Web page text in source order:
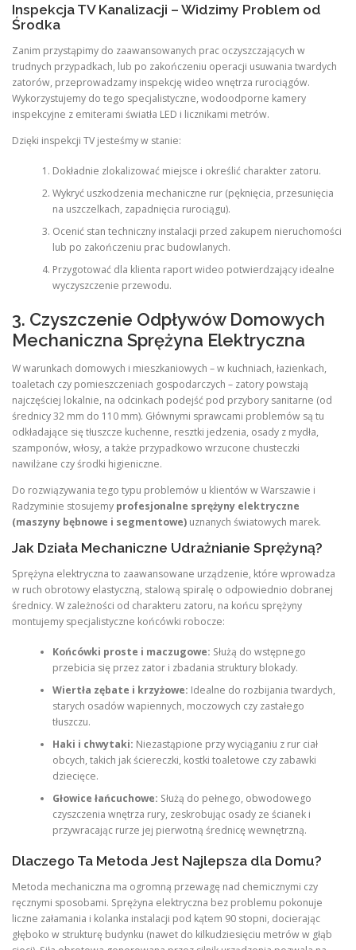
Inspekcja TV Kanalizacji – Widzimy Problem od
Środka
Zanim przystąpimy do zaawansowanych prac oczyszczających w
trudnych przypadkach, lub po zakończeniu operacji usuwania twardych
zatorów, przeprowadzamy inspekcję wideo wnętrza rurociągów.
Wykorzystujemy do tego specjalistyczne, wodoodporne kamery
inspekcyjne z emiterami światła LED i licznikami metrów.
Dzięki inspekcji TV jesteśmy w stanie:
Dokładnie zlokalizować miejsce i określić charakter zatoru.
Wykryć uszkodzenia mechaniczne rur (pęknięcia, przesunięcia
na uszczelkach, zapadnięcia rurociągu).
Ocenić stan techniczny instalacji przed zakupem nieruchomości
lub po zakończeniu prac budowlanych.
Przygotować dla klienta raport wideo potwierdzający idealne
wyczyszczenie przewodu.
3. Czyszczenie Odpływów Domowych
Mechaniczna Sprężyna Elektryczna
W warunkach domowych i mieszkaniowych – w kuchniach, łazienkach,
toaletach czy pomieszczeniach gospodarczych – zatory powstają
najczęściej lokalnie, na odcinkach podejść pod przybory sanitarne (od
średnicy 32 mm do 110 mm). Głównymi sprawcami problemów są tu
odkładające się tłuszcze kuchenne, resztki jedzenia, osady z mydła,
szamponów, włosy, a także przypadkowo wrzucone chusteczki
nawilżane czy środki higieniczne.
Do rozwiązywania tego typu problemów u klientów w Warszawie i
Radzyminie stosujemy profesjonalne sprężyny elektryczne
(maszyny bębnowe i segmentowe) uznanych światowych marek.
Jak Działa Mechaniczne Udrażnianie Sprężyną?
Sprężyna elektryczna to zaawansowane urządzenie, które wprowadza
w ruch obrotowy elastyczną, stalową spiralę o odpowiednio dobranej
średnicy. W zależności od charakteru zatoru, na końcu sprężyny
montujemy specjalistyczne końcówki robocze:
Końcówki proste i maczugowe: Służą do wstępnego
przebicia się przez zator i zbadania struktury blokady.
Wiertła zębate i krzyżowe: Idealne do rozbijania twardych,
starych osadów wapiennych, moczowych czy zastałego
tłuszczu.
Haki i chwytaki: Niezastąpione przy wyciąganiu z rur ciał
obcych, takich jak ściereczki, kostki toaletowe czy zabawki
dziecięce.
Głowice łańcuchowe: Służą do pełnego, obwodowego
czyszczenia wnętrza rury, zeskrobując osady ze ścianek i
przywracając rurze jej pierwotną średnicę wewnętrzną.
Dlaczego Ta Metoda Jest Najlepsza dla Domu?
Metoda mechaniczna ma ogromną przewagę nad chemicznymi czy
ręcznymi sposobami. Sprężyna elektryczna bez problemu pokonuje
liczne załamania i kolanka instalacji pod kątem 90 stopni, docierając
głęboko w strukturę budynku (nawet do kilkudziesięciu metrów w głąb